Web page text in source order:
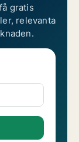
gratis
relevanta